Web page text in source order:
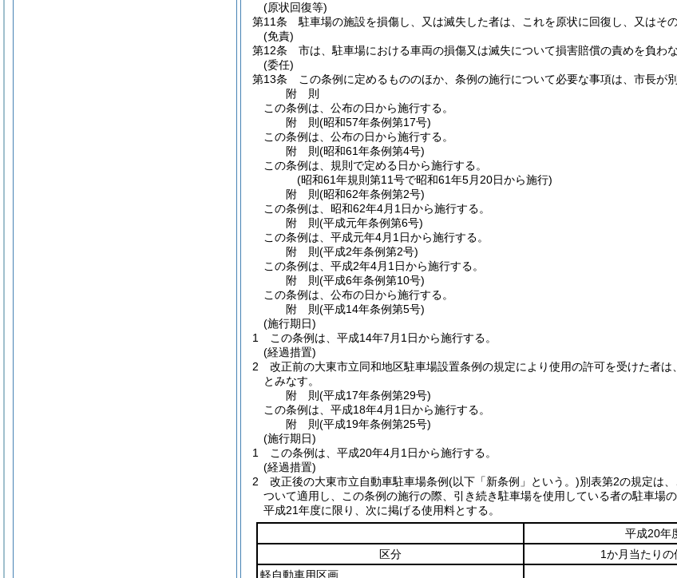
(原状回復等)
第11条
駐車場の施設を損傷し、又は滅失した者は、これを原状に回復し、又はそ
(免責)
第12条
市は、駐車場における車両の損傷又は滅失について損害賠償の責めを負わな
(委任)
第13条
この条例に定めるもののほか、条例の施行について必要な事項は、市長が別
附 則
この条例は、公布の日から施行する。
附 則(昭和57年条例第17号)
この条例は、公布の日から施行する。
附 則(昭和61年条例第4号)
この条例は、規則で定める日から施行する。
(昭和61年規則第11号で昭和61年5月20日から施行)
附 則(昭和62年条例第2号)
この条例は、昭和62年4月1日から施行する。
附 則(平成元年条例第6号)
この条例は、平成元年4月1日から施行する。
附 則(平成2年条例第2号)
この条例は、平成2年4月1日から施行する。
附 則(平成6年条例第10号)
この条例は、公布の日から施行する。
附 則(平成14年条例第5号)
(施行期日)
1
この条例は、平成14年7月1日から施行する。
(経過措置)
2
改正前の大東市立同和地区駐車場設置条例の規定により使用の許可を受けた者
とみなす。
附 則(平成17年条例第29号)
この条例は、平成18年4月1日から施行する。
附 則(平成19年条例第25号)
(施行期日)
1
この条例は、平成20年4月1日から施行する。
(経過措置)
2
改正後の大東市立自動車駐車場条例(以下「新条例」という。)別表第2の規定は
ついて適用し、この条例の施行の際、引き続き駐車場を使用している者の駐車
平成21年度に限り、次に掲げる使用料とする。
平成20年
区分
1か月当たりの
軽自動車用区画